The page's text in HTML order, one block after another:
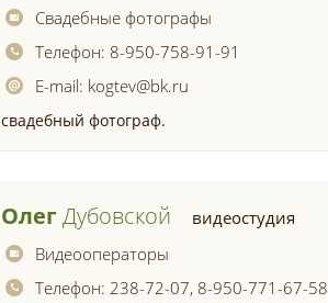
Свадебные фотографы
Телефон: 8-950-758-91-91
E-mail: kogtev@bk.ru
свадебный фотограф.
ОлегДубовской
видеостудия
Видеооператоры
Телефон:238-72-07, 8-950-771-67-58